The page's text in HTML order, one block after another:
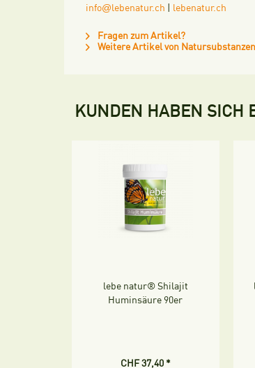
info@lebenatur.ch lebenatur.ch
Fragen zum Artikel?
Weitere Artikel von Natursubstanzen
KUNDEN HABEN SICH
lebe natur® Shilajit
Huminsäure 90er
CHF 37,40 *